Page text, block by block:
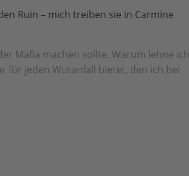
Ruin – mich treiben sie in Carmine
Mafia machen sollte. Warum lehne ich
für jeden Wutanfall bietet, den ich bei